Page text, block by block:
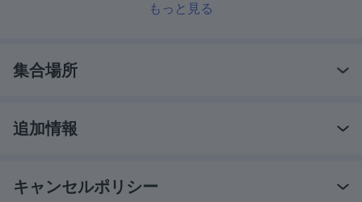
もっと見る
集合場所
追加情報
キャンセルポリシー